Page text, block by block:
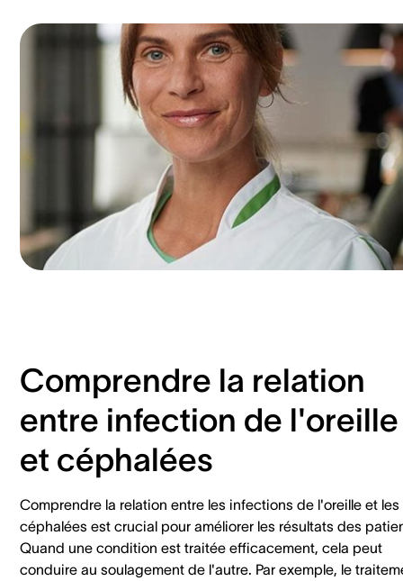
Comprendre la relation
entre infection de l'oreille
et céphalées
Comprendre la relation entre les infections de l'oreille et les
céphalées est crucial pour améliorer les résultats des
Quand une condition est traitée efficacement, cela peut
conduire au soulagement de l'autre. Par exemple, le